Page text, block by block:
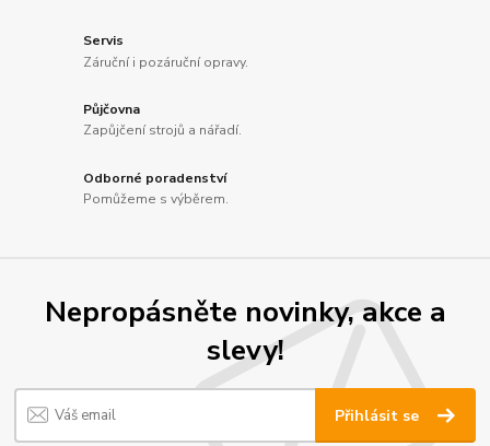
Servis
Záruční i pozáruční opravy.
Půjčovna
Zapůjčení strojů a nářadí.
Odborné poradenství
Pomůžeme s výběrem.
Nepropásněte novinky, akce a
slevy!
Přihlásit se